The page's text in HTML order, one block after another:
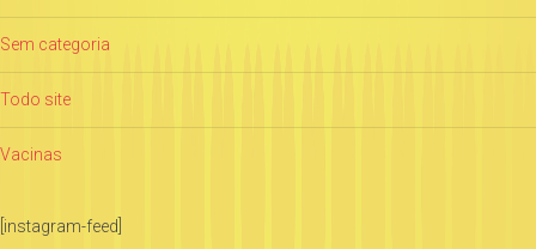
Sem categoria
Todo site
Vacinas
[instagram-feed]